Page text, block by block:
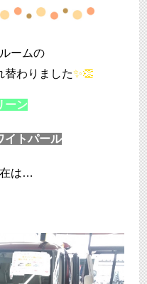
ームの
替わりました✨👏
ーン
イトパール
は…